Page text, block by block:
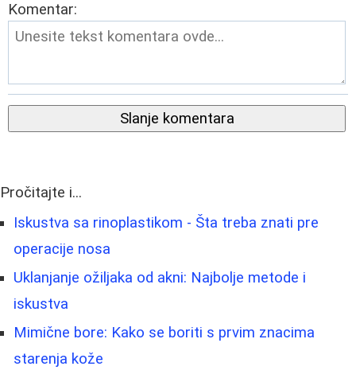
Komentar:
Slanje komentara
Pročitajte i...
Iskustva sa rinoplastikom - Šta treba znati pre
operacije nosa
Uklanjanje ožiljaka od akni: Najbolje metode i
iskustva
Mimične bore: Kako se boriti s prvim znacima
starenja kože